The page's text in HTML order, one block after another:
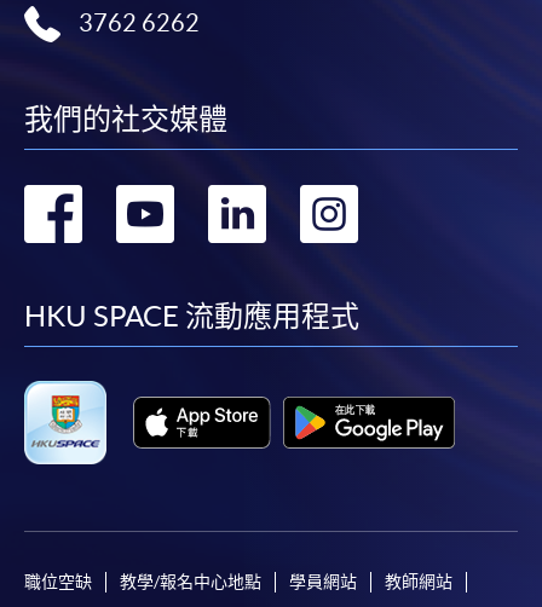
可將上述文件一併寄交各報名中心。信封上請註明
3. VISA╱MASTERCARD卡
同是「香港大學專業進修學院Mastercard卡」持有
人，以該Mastercard卡付款報讀港幣2,000元或以上之
4. 網上繳費服務
申請人可使用「繳費靈」、VISA或Mastercard卡於網
上繳付所有短期課程（以先到先得形式報名）及個別
學歷頒授課程之學費。詳情請參閱本院有關網上服務
的網頁。
注意事項
如報讀的短期課程開課在即，學院可要求申請人以
3762 6262
我們的社交媒體
轉
facebook
轉
youtube
轉
linkedin
HKU SPACE 流動應用程式
職位空缺 教學/報名中心地點 學員網站 教師網站